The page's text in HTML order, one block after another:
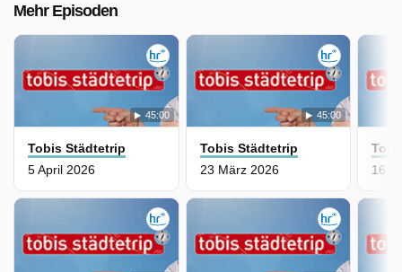
Mehr Episoden
45:00
Tobis Städtetrip
5 April 2026
45:00
Tobis Städtetrip
23 März 2026
16